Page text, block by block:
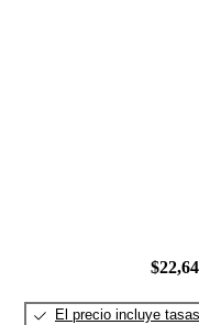
El precio incluye tasas